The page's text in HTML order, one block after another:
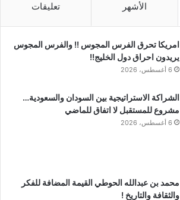
الأشهر تعليقات
امريكا تحرق الفرس المجوس !! والفرس المجوس
يريدون احراق دول الخليج!!
6 أغسطس، 2026
الشراكة الاستراتيجية بين السودان والسعودية…
مشروع للمستقبل لا اتفاق للماضي
6 أغسطس، 2026
محمد بن عبدالله الحوطي القيمة المضافة للفكر
والثقافة والتاريخ !